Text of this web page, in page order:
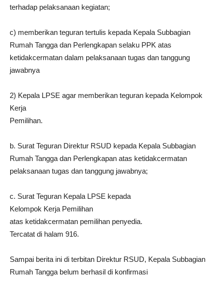
terhadap pelaksanaan kegiatan;
c) memberikan teguran tertulis kepada Kepala Subbagian
Rumah Tangga dan Perlengkapan selaku PPK atas
ketidakcermatan dalam pelaksanaan tugas dan tanggung
jawabnya
2) Kepala LPSE agar memberikan teguran kepada Kelompok
Kerja
Pemilihan.
b. Surat Teguran Direktur RSUD kepada Kepala Subbagian
Rumah Tangga dan Perlengkapan atas ketidakcermatan
pelaksanaan tugas dan tanggung jawabnya;
c. Surat Teguran Kepala LPSE kepada
Kelompok Kerja Pemilihan
atas ketidakcermatan pemilihan penyedia.
Tercatat di halam 916.
Sampai berita ini di terbitan Direktur RSUD, Kepala Subbagian
Rumah Tangga belum berhasil di konfirmasi